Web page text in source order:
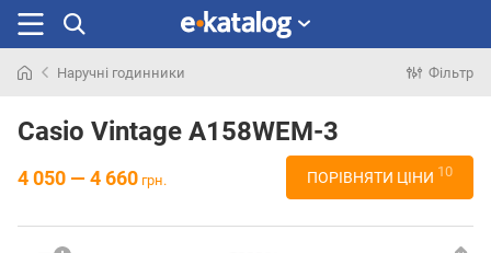
раніше
Наручні годинники Фільтр
Casio Vintage A158WEM-3
4 050 — 4 660 грн. ПОРІВНЯТИ ЦІНИ 10